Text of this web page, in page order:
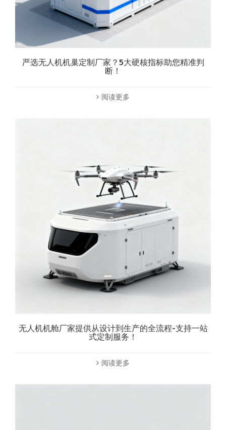
严选无人机机巢定制厂家？5大硬核指标助您精准判
断！
阅读更多
无人机机舱厂家提供从设计到生产的全流程-支持一站
式定制服务！
阅读更多